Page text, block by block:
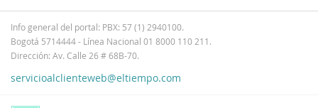
Info general del portal: PBX: 57 (1) 2940100.
Bogotá 5714444 - Línea Nacional 01 8000 110 211.
Dirección: Av. Calle 26 # 68B-70.
servicioalclienteweb@eltiempo.com